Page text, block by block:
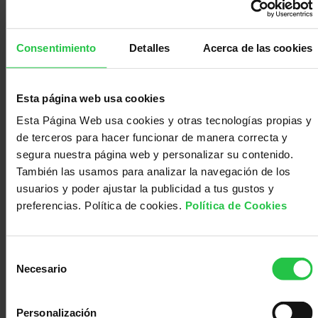
Consentimiento Detalles Acerca de las cookies
Esta página web usa cookies
Esta Página Web usa cookies y otras tecnologías propias y
de terceros para hacer funcionar de manera correcta y
segura nuestra página web y personalizar su contenido.
También las usamos para analizar la navegación de los
usuarios y poder ajustar la publicidad a tus gustos y
preferencias. Política de cookies. Política de Cookies
Necesario
Personalización
nosotros
de
prensa
Observatorio
Actualidad
Apoyo
social
Orientación
cancer? ¿Existe algún
estudio que muestre la
evolución de un paciente
gracias por la
información que nos
podáis aportar y un
saludo desde nuestra
web
https://
para